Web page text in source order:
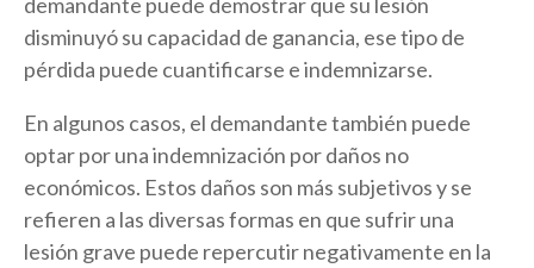
disminuyó su capacidad de ganancia, ese tipo de
pérdida puede cuantificarse e indemnizarse.
En algunos casos, el demandante también puede
optar por una indemnización por daños no
económicos. Estos daños son más subjetivos y se
refieren a las diversas formas en que sufrir una
lesión grave puede repercutir negativamente en la